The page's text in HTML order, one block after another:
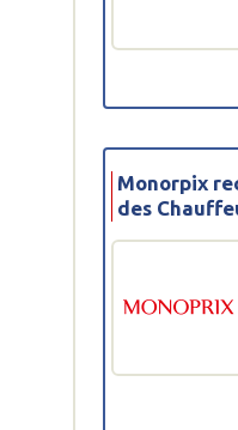
Monorpix
des